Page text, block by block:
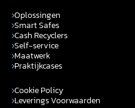
Oplossingen
Smart Safes
Cash Recyclers
Self-service
Maatwerk
Praktijkcases
Cookie Policy
Leverings Voorwaarden